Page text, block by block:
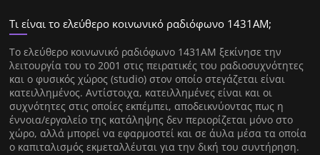
Τι είναι το ελεύθερο κοινωνικό ραδιόφωνο 1431ΑΜ;
Tο ελεύθερο κοινωνικό ραδιόφωνο 1431AM ξεκίνησε την
λειτουργία του το 2001 στις πειρατικές του ραδιοσυχνότητες
και ο φυσικός χώρος (studio) στον οποίο στεγάζεται είναι
κατειλλημένος. Αντίστοιχα, κατειλλημένες είναι και οι
συχνότητες στις οποίες εκπέμπει, αποδεικνύοντας πως η
έννοια/εργαλείο της κατάληψης δεν περιορίζεται μόνο στο
χώρο, αλλά μπορεί να εφαρμοστεί και σε άυλα μέσα τα οποία
ο καπιταλισμός εκμεταλλέυται για την δική του συντήρηση.